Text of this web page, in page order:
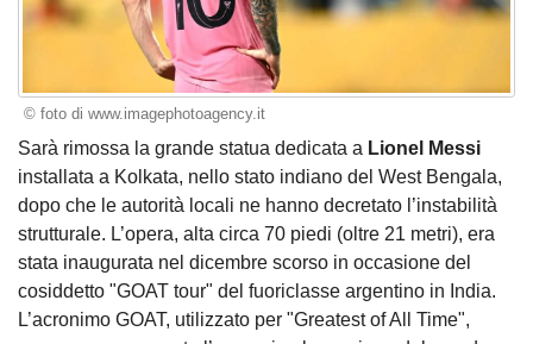
© foto di www.imagephotoagency.it
Sarà rimossa la grande statua dedicata a Lionel Messi
installata a Kolkata, nello stato indiano del West Bengala,
dopo che le autorità locali ne hanno decretato l’instabilità
strutturale. L’opera, alta circa 70 piedi (oltre 21 metri), era
stata inaugurata nel dicembre scorso in occasione del
cosiddetto "GOAT tour" del fuoriclasse argentino in India.
L’acronimo GOAT, utilizzato per "Greatest of All Time",